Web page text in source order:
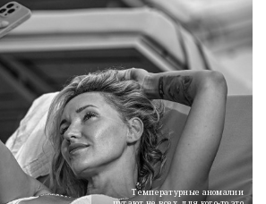
Температурные аномалии